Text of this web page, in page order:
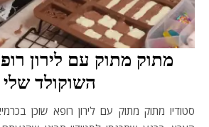
מתוק מתוק עם לירון
השוקולד שלי
סטודיו מתוק מתוק עם לירון רופא שוכן